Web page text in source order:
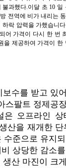
과했다.이달 초 10
전역에 비가 내리는
락 압력을 가했습니
어 가격이 다시 한 번
을 제공하여 가격이 한
수를 받고 있
스팔트 정제공
은 오프라인
산을 재개한
준으로 유지
상당한 감소
산 마진이 크